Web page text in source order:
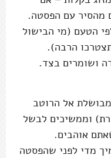
מהסיר עם הפסטה.
הטעם (מי הבישול
הרבה).
ושומרים בצד.
אל הרוטב
וממשיכים לבשל
אוהבים.
מדי לפני שהפסטה